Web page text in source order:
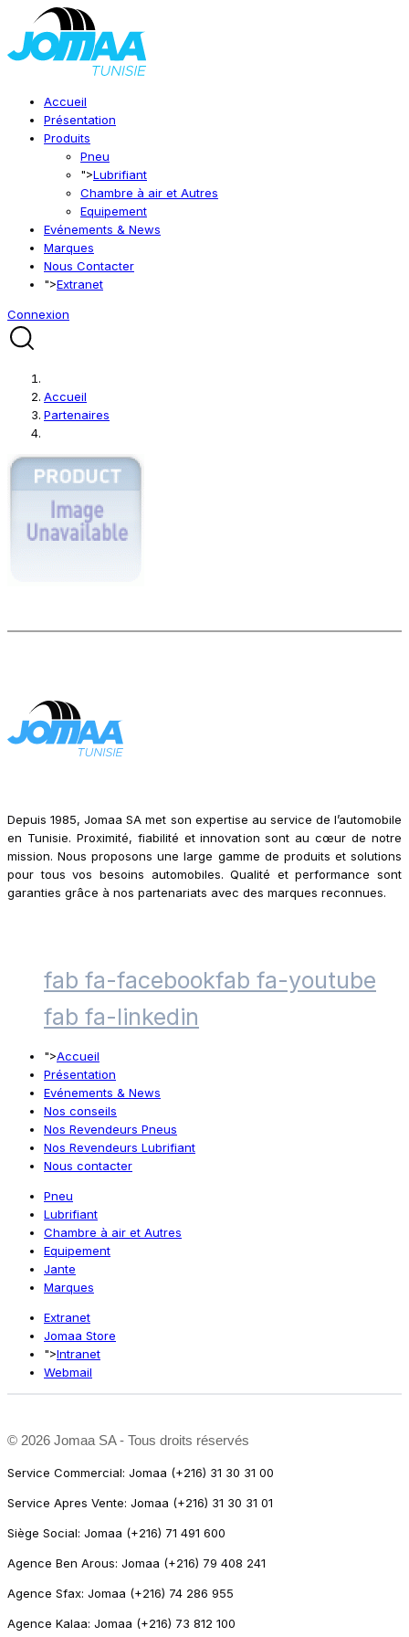
Accueil
Présentation
Produits
Pneu
">Lubrifiant
Chambre à air et Autres
Equipement
Evénements & News
Marques
Nous Contacter
">Extranet
Connexion
Accueil
Partenaires
Depuis 1985, Jomaa SA met son expertise au service de l’automobile
en Tunisie. Proximité, fiabilité et innovation sont au cœur de notre
mission. Nous proposons une large gamme de produits et solutions
pour tous vos besoins automobiles. Qualité et performance sont
garanties grâce à nos partenariats avec des marques reconnues.
fab fa-facebookfab fa-youtube
fab fa-linkedin
">Accueil
Présentation
Evénements & News
Nos conseils
Nos Revendeurs Pneus
Nos Revendeurs Lubrifiant
Nous contacter
Pneu
Lubrifiant
Chambre à air et Autres
Equipement
Jante
Marques
Extranet
Jomaa Store
">Intranet
Webmail
© 2026 Jomaa SA - Tous droits réservés
Service Commercial: Jomaa (+216) 31 30 31 00
Service Apres Vente: Jomaa (+216) 31 30 31 01
Siège Social: Jomaa (+216) 71 491 600
Agence Ben Arous: Jomaa (+216) 79 408 241
Agence Sfax: Jomaa (+216) 74 286 955
Agence Kalaa: Jomaa (+216) 73 812 100